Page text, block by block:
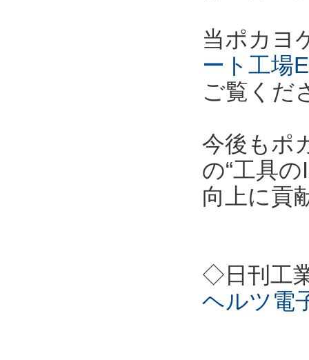
当ポカヨ
ート工場
ご覧くだ
今後もポ
の“工具
向上に貢
◇日刊工
ヘルツ電